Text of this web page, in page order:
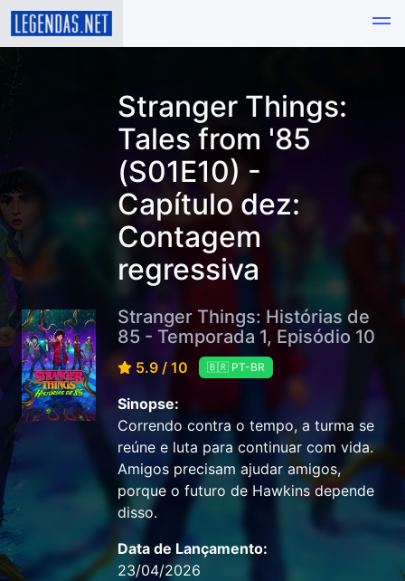
Stranger Things:
Tales from '85
(S01E10) -
Capítulo dez:
Contagem
regressiva
Stranger Things: Histórias de
85 - Temporada 1, Episódio 10
5.9 / 10 🇧🇷 PT-BR
Sinopse:
Correndo contra o tempo, a turma se
reúne e luta para continuar com vida.
Amigos precisam ajudar amigos,
porque o futuro de Hawkins depende
disso.
Data de Lançamento:
23/04/2026